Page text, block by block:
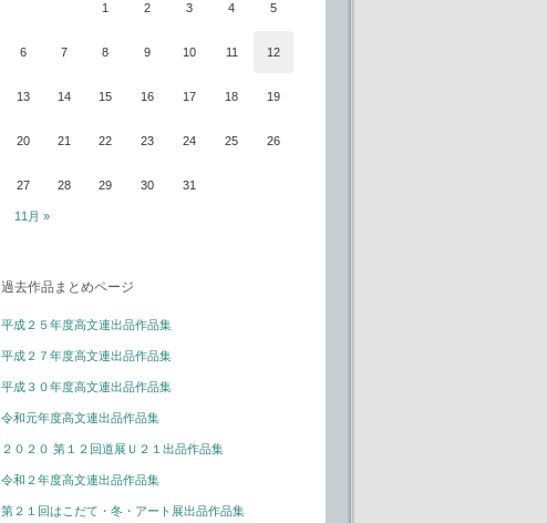
1 2 3 4 5
6 7 8 9 10 11 12
13 14 15 16 17 18 19
20 21 22 23 24 25 26
27 28 29 30 31
11月 »
過去作品まとめページ
平成２５年度高文連出品作品集
平成２７年度高文連出品作品集
平成３０年度高文連出品作品集
令和元年度高文連出品作品集
２０２０ 第１２回道展Ｕ２１出品作品集
令和２年度高文連出品作品集
第２１回はこだて・冬・アート展出品作品集